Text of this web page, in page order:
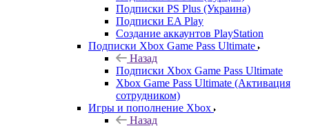
Подписки PS Plus (Украина)
Подписки EA Play
Создание аккаунтов PlayStation
Подписки Xbox Game Pass Ultimate
Назад
Подписки Xbox Game Pass Ultimate
Xbox Game Pass Ultimate (Активация
сотрудником)
Игры и пополнение Xbox
Назад